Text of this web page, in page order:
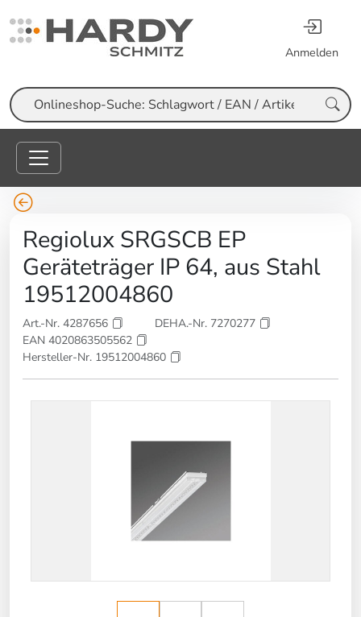
Anmelden
Suche
Regiolux SRGSCB EP
Geräteträger IP 64, aus Stahl
19512004860
Art.-Nr. 4287656
DEHA.-Nr. 7270277
EAN 4020863505562
Hersteller-Nr. 19512004860